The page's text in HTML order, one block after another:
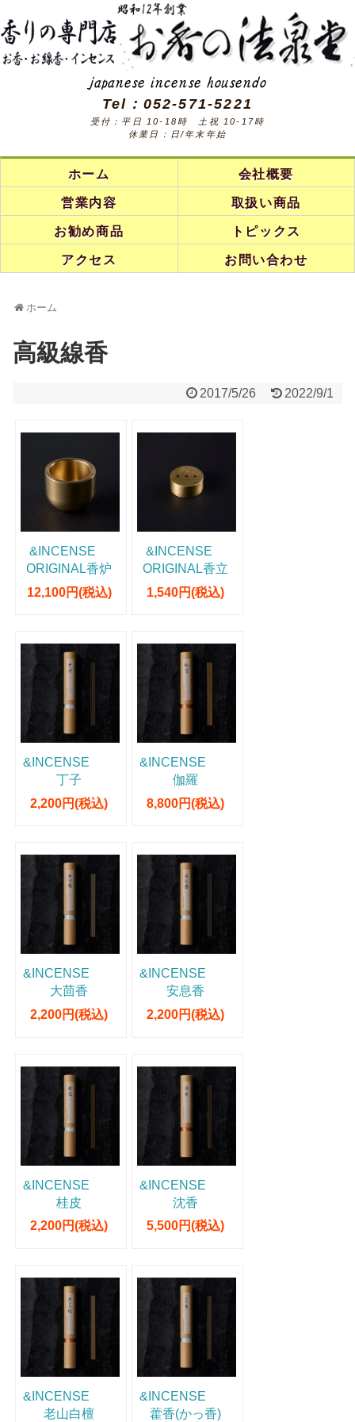
Tel：052-571-5221
受付：平日 10-18時 土祝 10-17時
休業日：日/年末年始
ホーム 会社概要
営業内容 取扱い商品
お勧め商品 トピックス
アクセス お問い合わせ
ホーム
高級線香
2017/5/26 2022/9/1
&INCENSE
ORIGINAL香炉
12,100円(税込)
&INCENSE
ORIGINAL香立
て
1,540円(税込)
&INCENSE
丁子
2,200円(税込)
&INCENSE
伽羅
8,800円(税込)
&INCENSE
大茴香
2,200円(税込)
&INCENSE
安息香
2,200円(税込)
&INCENSE
桂皮
2,200円(税込)
&INCENSE
沈香
5,500円(税込)
&INCENSE
老山白檀
&INCENSE
藿香(かっ香)